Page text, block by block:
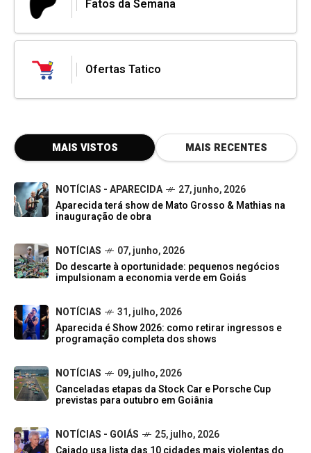
Fatos da Semana
Ofertas Tatico
MAIS VISTOS MAIS RECENTES
NOTÍCIAS - APARECIDA
27, junho, 2026
Aparecida terá show de Mato Grosso & Mathias na
inauguração de obra
NOTÍCIAS
07, junho, 2026
Do descarte à oportunidade: pequenos negócios
impulsionam a economia verde em Goiás
NOTÍCIAS
31, julho, 2026
Aparecida é Show 2026: como retirar ingressos e
programação completa dos shows
NOTÍCIAS
09, julho, 2026
Canceladas etapas da Stock Car e Porsche Cup
previstas para outubro em Goiânia
NOTÍCIAS - GOIÁS
25, julho, 2026